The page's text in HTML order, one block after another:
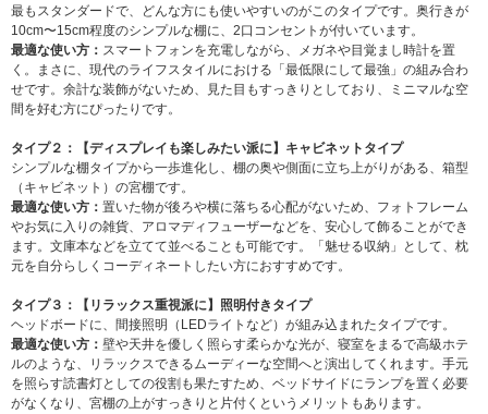
最もスタンダードで、どんな方にも使いやすいのがこのタイプです。奥行きが
10cm〜15cm程度のシンプルな棚に、2口コンセントが付いています。
最適な使い方： スマートフォンを充電しながら、メガネや目覚まし時計を置
く。まさに、現代のライフスタイルにおける「最低限にして最強」の組み合わ
せです。余計な装飾がないため、見た目もすっきりとしており、ミニマルな空
間を好む方にぴったりです。
タイプ２：【ディスプレイも楽しみたい派に】キャビネットタイプ
シンプルな棚タイプから一歩進化し、棚の奥や側面に立ち上がりがある、箱型
（キャビネット）の宮棚です。
最適な使い方： 置いた物が後ろや横に落ちる心配がないため、フォトフレーム
やお気に入りの雑貨、アロマディフューザーなどを、安心して飾ることができ
ます。文庫本などを立てて並べることも可能です。「魅せる収納」として、枕
元を自分らしくコーディネートしたい方におすすめです。
タイプ３：【リラックス重視派に】照明付きタイプ
ヘッドボードに、間接照明（LEDライトなど）が組み込まれたタイプです。
最適な使い方： 壁や天井を優しく照らす柔らかな光が、寝室をまるで高級ホテ
ルのような、リラックスできるムーディーな空間へと演出してくれます。手元
を照らす読書灯としての役割も果たすため、ベッドサイドにランプを置く必要
がなくなり、宮棚の上がすっきりと片付くというメリットもあります。